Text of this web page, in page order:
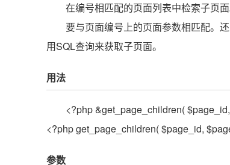
在编号相匹配的页面列表中检索子页面
要与页面编号上的页面参数相匹配。
用SQL查询来获取子页面。
用法
<?php &get_page_children(
<?php get_page_children( $page_id,
参数